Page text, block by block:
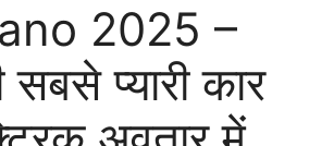
2025 –
सबसे प्यारी कार